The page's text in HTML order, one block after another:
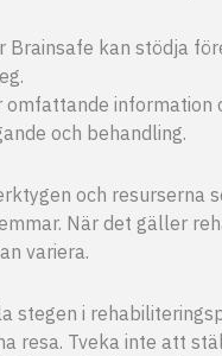
kan stödja
omfattande
och behandling.
och
När det gäller
variera.
stegen i
resa. Tveka inte att